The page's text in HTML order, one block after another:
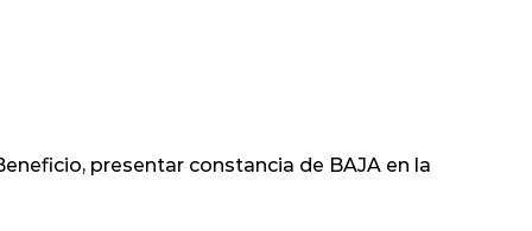
presentar constancia de BAJA en la